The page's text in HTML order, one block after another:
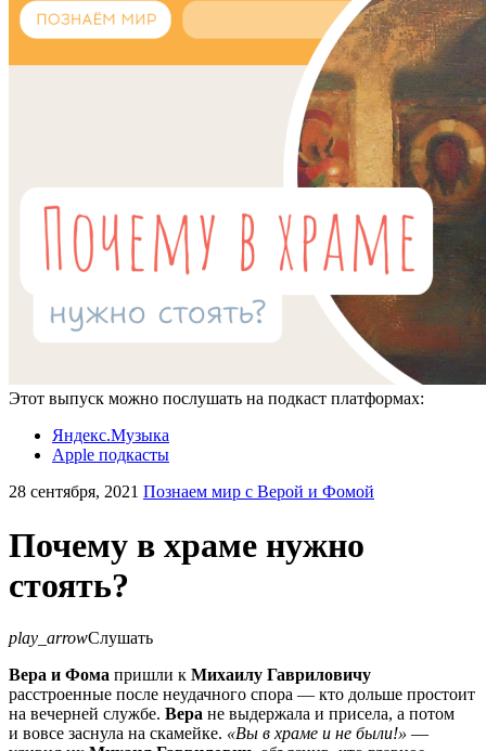
Этот выпуск можно послушать на подкаст платформах:
Яндекс.Музыка
Apple подкасты
28 сентября, 2021 Познаем мир с Верой и Фомой
Почему в храме нужно
стоять?
play_arrowСлушать
Вера и Фома пришли к Михаилу Гавриловичу
расстроенные после неудачного спора — кто дольше простоит
на вечерней службе. Вера не выдержала и присела, а потом
и вовсе заснула на скамейке. «Вы в храме и не были!» —